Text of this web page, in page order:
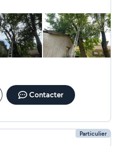
Contacter
Particulier